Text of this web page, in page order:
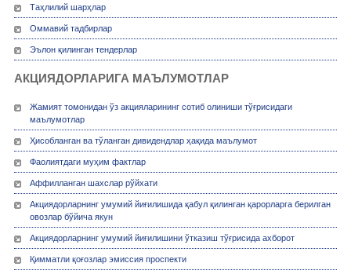
Таҳлилий шарҳлар
Оммавий тадбирлар
Эълон қилинган тендерлар
АКЦИЯДОРЛАРИГА МАЪЛУМОТЛАР
Жамият томонидан ўз акцияларининг сотиб олиниши тўғрисидаги
маълумотлар
Ҳисобланган ва тўланган дивидендлар ҳақида маълумот
Фаолиятдаги муҳим фактлар
Аффилланган шахслар рўйхати
Акциядорларнинг умумий йиғилишида қабул қилинган қарорларга берилган
овозлар бўйича якун
Акциядорларнинг умумий йиғилишини ўтказиш тўғрисида ахборот
Қимматли қоғозлар эмиссия проспекти